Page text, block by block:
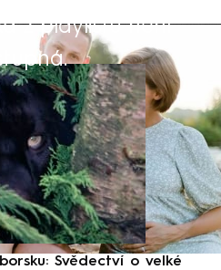
z playlistu není
Svědectví o velké